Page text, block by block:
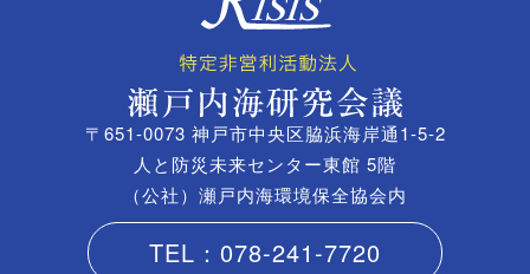
〒651-0073 神戸市中央区脇浜海岸通1-5-2
人と防災未来センター東館 5階
（公社）瀬戸内海環境保全協会内
TEL：078-241-7720